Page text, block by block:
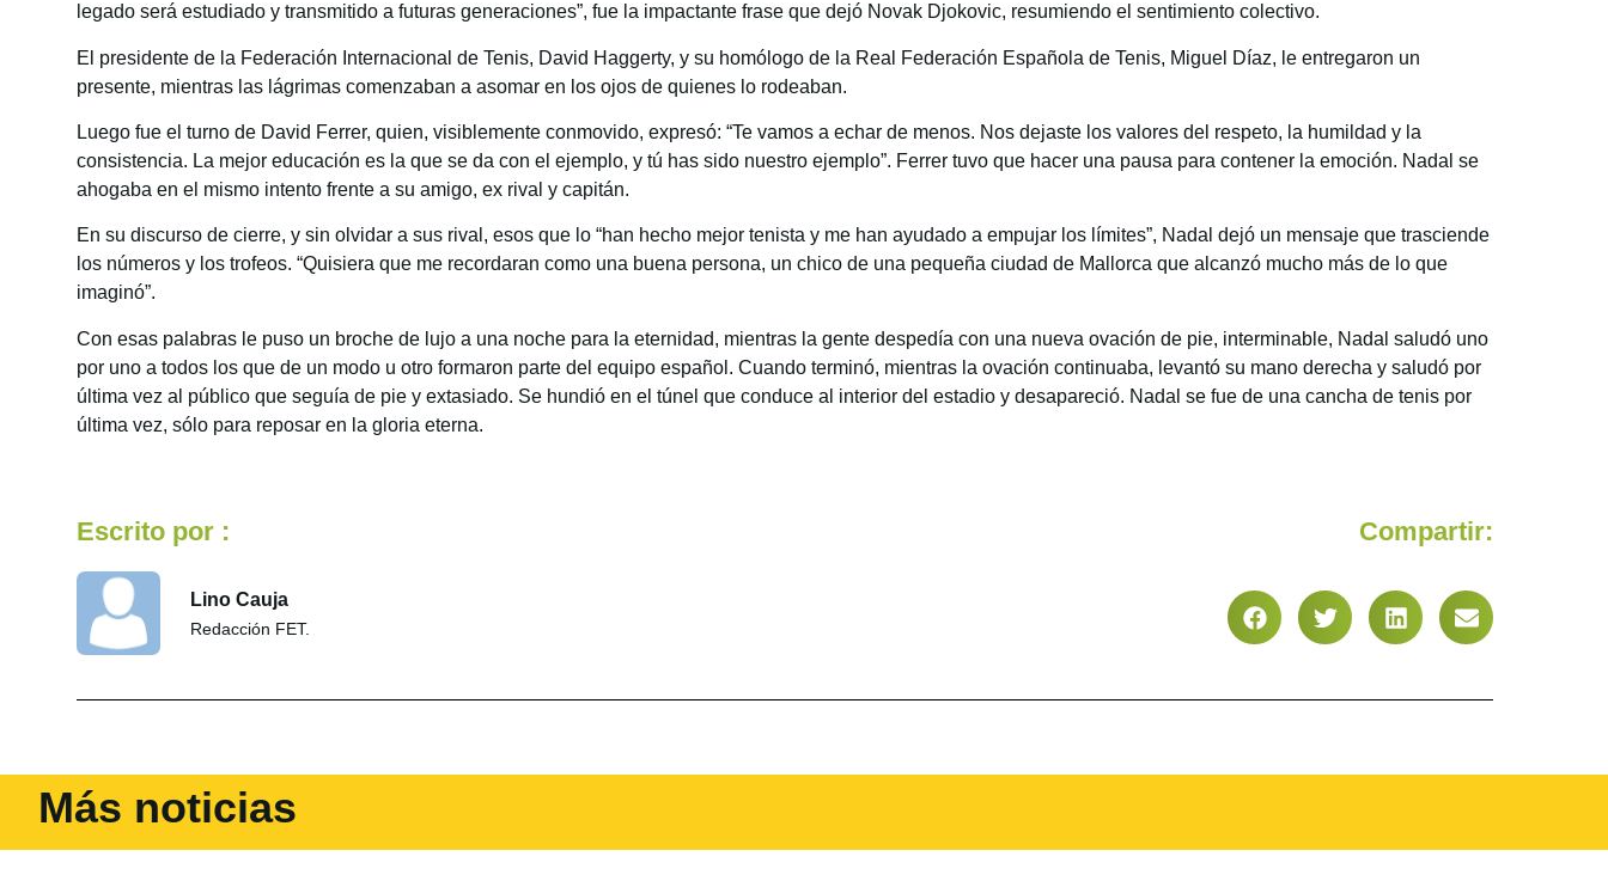
legado será estudiado y transmitido a futuras generaciones”, fue la impactante frase que dejó Novak Djokovic, resumiendo el sentimiento colectivo.
El presidente de la Federación Internacional de Tenis, David Haggerty, y su homólogo de la Real Federación Española de Tenis, Miguel Díaz, le entregaron un
presente, mientras las lágrimas comenzaban a asomar en los ojos de quienes lo rodeaban.
Luego fue el turno de David Ferrer, quien, visiblemente conmovido, expresó: “Te vamos a echar de menos. Nos dejaste los valores del respeto, la humildad y la
consistencia. La mejor educación es la que se da con el ejemplo, y tú has sido nuestro ejemplo”. Ferrer tuvo que hacer una pausa para contener la emoción. Nadal se
ahogaba en el mismo intento frente a su amigo, ex rival y capitán.
En su discurso de cierre, y sin olvidar a sus rival, esos que lo “han hecho mejor tenista y me han ayudado a empujar los límites”, Nadal dejó un mensaje que trasciende
los números y los trofeos. “Quisiera que me recordaran como una buena persona, un chico de una pequeña ciudad de Mallorca que alcanzó mucho más de lo que
imaginó”.
Con esas palabras le puso un broche de lujo a una noche para la eternidad, mientras la gente despedía con una nueva ovación de pie, interminable, Nadal saludó uno
por uno a todos los que de un modo u otro formaron parte del equipo español. Cuando terminó, mientras la ovación continuaba, levantó su mano derecha y saludó por
última vez al público que seguía de pie y extasiado. Se hundió en el túnel que conduce al interior del estadio y desapareció. Nadal se fue de una cancha de tenis por
última vez, sólo para reposar en la gloria eterna.
Escrito por :
Lino Cauja
Redacción FET.
Compartir:
Más noticias